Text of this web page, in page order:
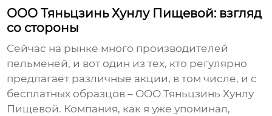
ООО Тяньцзинь Хунлу Пищевой: взгляд
со стороны
Сейчас на рынке много производителей
пельменей, и вот один из тех, кто регулярно
предлагает различные акции, в том числе, и с
бесплатных образцов – ООО Тяньцзинь Хунлу
Пищевой. Компания, как я уже упоминал,